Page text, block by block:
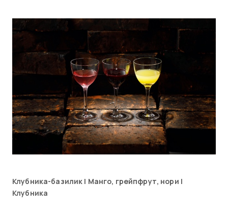
Клубника-базилик | Манго, грейпфрут, нори |
Клубника